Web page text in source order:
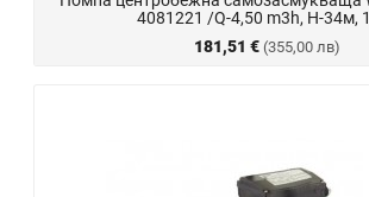
4081221 /Q-4,50 m3h, Н-34м,
181,51 € (355,00 лв)